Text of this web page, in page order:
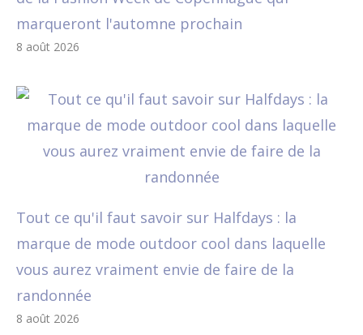
marqueront l'automne prochain
8 août 2026
Tout ce qu'il faut savoir sur Halfdays : la
marque de mode outdoor cool dans laquelle
vous aurez vraiment envie de faire de la
randonnée
8 août 2026